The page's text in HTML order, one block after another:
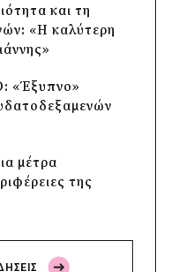
και τη
«Η καλύτερη
«Έξυπνο»
μέτρα
της
πολιτισμού,
στη Φλώρινα